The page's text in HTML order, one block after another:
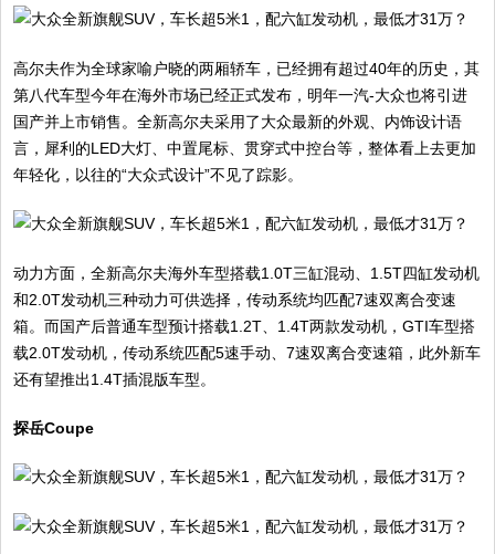
高尔夫作为全球家喻户晓的两厢轿车，已经拥有超过40年的历史，其
第八代车型今年在海外市场已经正式发布，明年一汽-大众也将引进
国产并上市销售。全新高尔夫采用了大众最新的外观、内饰设计语
言，犀利的LED大灯、中置尾标、贯穿式中控台等，整体看上去更加
年轻化，以往的“大众式设计”不见了踪影。
动力方面，全新高尔夫海外车型搭载1.0T三缸混动、1.5T四缸发动机
和2.0T发动机三种动力可供选择，传动系统均匹配7速双离合变速
箱。而国产后普通车型预计搭载1.2T、1.4T两款发动机，GTI车型搭
载2.0T发动机，传动系统匹配5速手动、7速双离合变速箱，此外新车
还有望推出1.4T插混版车型。
探岳Coupe